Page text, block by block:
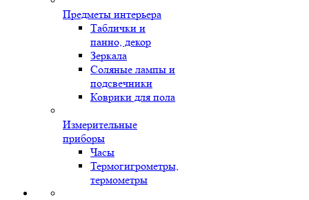
Предметы интерьера
Таблички и
панно, декор
Зеркала
Соляные лампы и
подсвечники
Коврики для пола
Измерительные
приборы
Часы
Термогигрометры,
термометры